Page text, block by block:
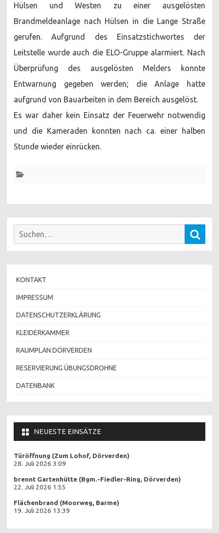
Hülsen und Westen zu einer ausgelösten
Brandmeldeanlage nach Hülsen in die Lange Straße
gerufen. Aufgrund des Einsatzstichwortes der
Leitstelle wurde auch die ELO-Gruppe alarmiert. Nach
Überprüfung des ausgelösten Melders konnte
Entwarnung gegeben werden; die Anlage hatte
aufgrund von Bauarbeiten in dem Bereich ausgelöst.
Es war daher kein Einsatz der Feuerwehr notwendig
und die Kameraden konnten nach ca. einer halben
Stunde wieder einrücken.
Suchen
KONTAKT
IMPRESSUM
DATENSCHUTZERKLÄRUNG
KLEIDERKAMMER
RAUMPLAN DÖRVERDEN
RESERVIERUNG ÜBUNGSDROHNE
DATENBANK
NEUESTE EINSÄTZE
Türöffnung (Zum Lohof, Dörverden)
28. Juli 2026 3:09
brennt Gartenhütte (Bgm.-Fiedler-Ring, Dörverden)
22. Juli 2026 1:55
Flächenbrand (Moorweg, Barme)
19. Juli 2026 13:39